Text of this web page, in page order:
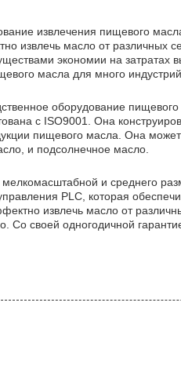
извлечения пищевого
извлечь масло от различных
экономии на затратах
масла для много индустрий.
оборудование
с ISO9001. Она
пищевого масла. Она
и подсолнечное масло.
и среднего
PLC, которая
извлечь масло от
Со своей одногодичной